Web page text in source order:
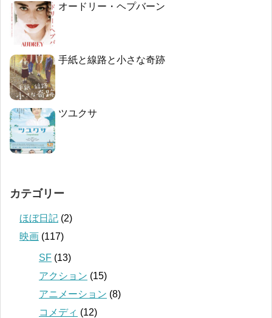
オードリー・ヘプバーン
手紙と線路と小さな奇跡
ツユクサ
カテゴリー
ほぼ日記 (2)
映画 (117)
SF (13)
アクション (15)
アニメーション (8)
コメディ (12)